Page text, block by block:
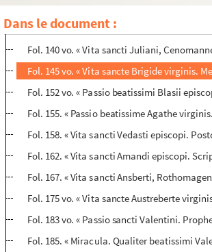
Dans le document :
Fol. 134 vo. « Passio sanctissimi Vincentii
Fol. 138. « Sermo beati Augustini de
Fol. 140 vo. « Vita sancti Juliani,
Fol. 145 vo. « Vita sancte Brigide virginis.
Fol. 152 vo. « Passio beatissimi Blasii
Fol. 155. « Passio beatissime Agathe
Fol. 158. « Vita sancti Vedasti episcopi.
Fol. 162. « Vita sancti Amandi episcopi.
Fol. 167. « Vita sancti Ansberti,
Fol. 175 vo. « Vita sancte Austreberte
Fol. 183 vo. « Passio sancti Valentini.
Fol. 185. « Miracula. Qualiter beatissimi